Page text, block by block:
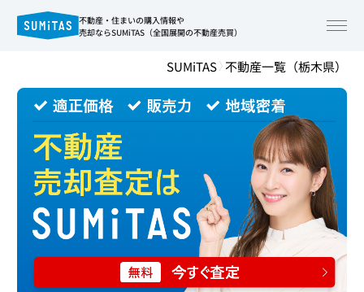
不動産・住まいの購入情報や
売却ならSUMiTAS（全国展開の不動産売買）
SUMiTAS 不動産一覧（栃木県）